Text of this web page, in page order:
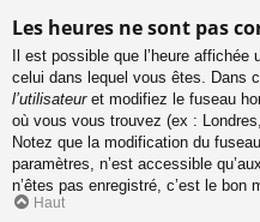
Les heures ne sont pas
Il est possible que l’heure
celui dans lequel vous êtes. Dans
l’utilisateuret modifiez le fuseau
où vous vous trouvez (ex :
Notez que la modification du
paramètres, n’est accessible
n’êtes pas enregistré, c’est le bon
Haut